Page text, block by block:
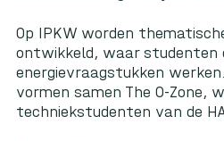
Op IPKW worden
ontwikkeld, waar studenten
energievraagstukken
vormen samen The O-Zone,
techniekstudenten van de